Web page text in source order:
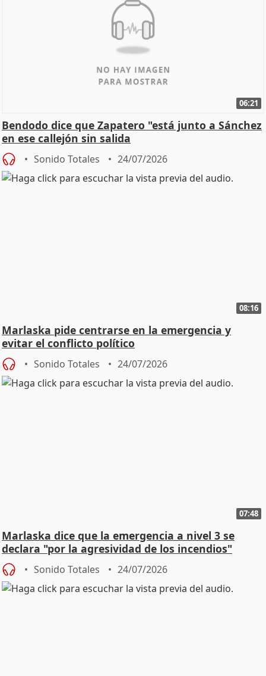
06:21
Bendodo dice que Zapatero "está junto a Sánchez
en ese callejón sin salida
Sonido Totales 24/07/2026
08:16
Marlaska pide centrarse en la emergencia y
evitar el conflicto político
Sonido Totales 24/07/2026
07:48
Marlaska dice que la emergencia a nivel 3 se
declara "por la agresividad de los incendios"
Sonido Totales 24/07/2026